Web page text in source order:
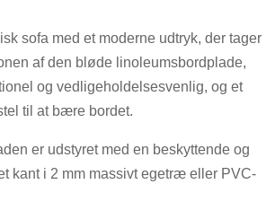
sofa med et moderne udtryk, der tager
af den bløde linoleumsbordplade,
og vedligeholdelsesvenlig, og et
til at bære bordet.
er udstyret med en beskyttende og
kant i 2 mm massivt egetræ eller PVC-